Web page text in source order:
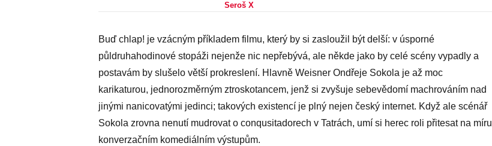
Seroš X
Buď chlap! je vzácným příkladem filmu, který by si zasloužil být delší: v úsporné
půldruhahodinové stopáži nejenže nic nepřebývá, ale někde jako by celé scény vypadly a
postavám by slušelo větší prokreslení. Hlavně Weisner Ondřeje Sokola je až moc
karikaturou, jednorozměrným ztroskotancem, jenž si zvyšuje sebevědomí machrováním nad
jinými nanicovatými jedinci; takových existencí je plný nejen český internet. Když ale scénář
Sokola zrovna nenutí mudrovat o conqusitadorech v Tatrách, umí si herec roli přitesat na míru
konverzačním komediálním výstupům.